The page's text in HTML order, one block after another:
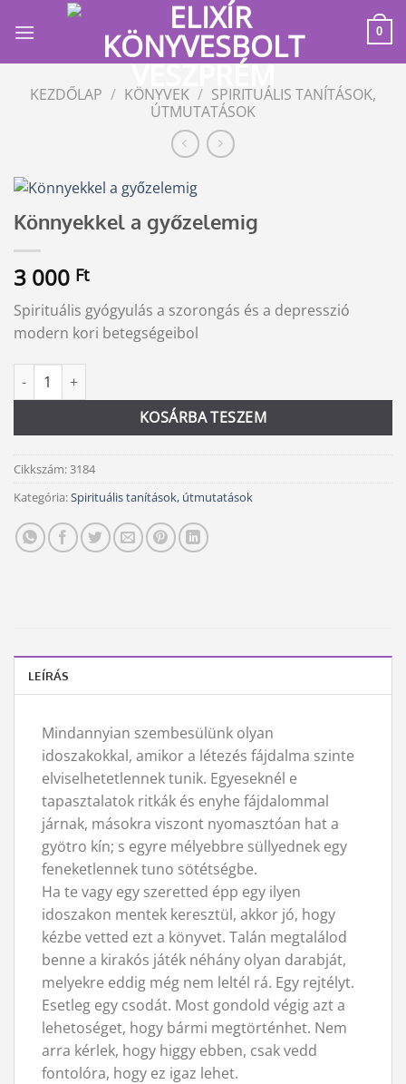
0
KEZDŐLAP / KÖNYVEK / SPIRITUÁLIS TANÍTÁSOK,
ÚTMUTATÁSOK
Könnyekkel a győzelemig
3 000 Ft
Spirituális gyógyulás a szorongás és a depresszió
modern kori betegségeibol
Könnyekkel a győzelemig mennyiség
KOSÁRBA TESZEM
Alternative:
Cikkszám:3184
Kategória:Spirituális tanítások, útmutatások
LEÍRÁS
Mindannyian szembesülünk olyan
idoszakokkal, amikor a létezés fájdalma szinte
elviselhetetlennek tunik. Egyeseknél e
tapasztalatok ritkák és enyhe fájdalommal
járnak, másokra viszont nyomasztóan hat a
gyötro kín; s egyre mélyebbre süllyednek egy
feneketlennek tuno sötétségbe.
Ha te vagy egy szeretted épp egy ilyen
idoszakon mentek keresztül, akkor jó, hogy
kézbe vetted ezt a könyvet. Talán megtalálod
benne a kirakós játék néhány olyan darabját,
melyekre eddig még nem leltél rá. Egy rejtélyt.
Esetleg egy csodát. Most gondold végig azt a
lehetoséget, hogy bármi megtörténhet. Nem
arra kérlek, hogy higgy ebben, csak vedd
fontolóra, hogy ez igaz lehet.